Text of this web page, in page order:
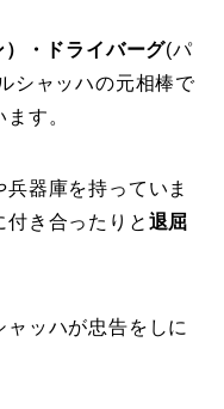
・ドライバーグ(パ
シャッハの元相棒で
す。
器庫を持っていま
き合ったりと 退屈
ッハが忠告をしに